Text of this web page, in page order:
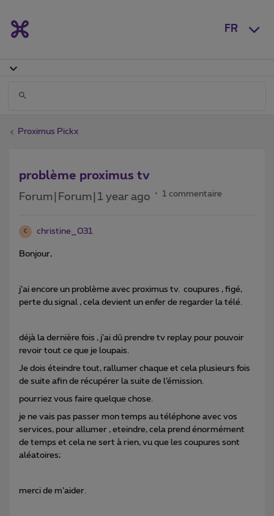
FR
Proximus Pickx
problème proximus tv
Forum|Forum|1 year ago 1 commentaire
C christine_031
Bonjour,
j’ai encore un problème avec proximus tv. coupures , figé,
perte du signal , cela devient un enfer de regarder la télé.
déjà la dernière fois , j’ai dû prendre tv replay pour pouvoir
revoir tout ce que je loupais.
Je dois éteindre tout, rallumer chaque et cela plusieurs fois
de suite afin de récupérer la suite de l’émission.
pourriez vous faire quelque chose.
je ne vais pas passer mon temps au téléphone avec vos
services, pour allumer , eteindre, cela prend énormément
de temps et cela ne sert à rien, vu que les coupures sont
aléatoires;
merci de m’aider.